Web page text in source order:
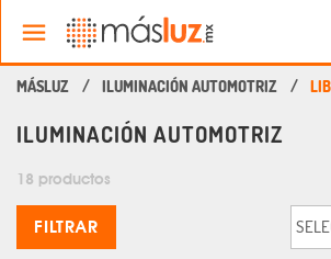
ILUMINACIÓN AUTOMOTRIZ
ILUMINACIÓN AUTOMOTRIZ
18 productos
FILTRAR